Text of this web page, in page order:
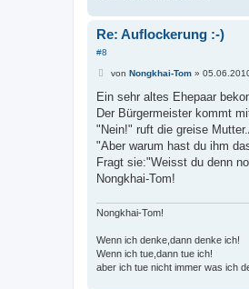
Re: Auflockerung :-)
#8
B
i
r
a
von Nongkhai-Tom»
Ein sehr altes Ehepaar
Der Bürgermeister kommt
"Nein!" ruft die greise
"Aber warum hast du ihm
Fragt sie:"Weisst du denn
Nongkhai-Tom!
Nongkhai-Tom!
Wenn ich denke,dann denke ich!
Wenn ich tue,dann tue ich!
aber ich tue nicht immer was ich